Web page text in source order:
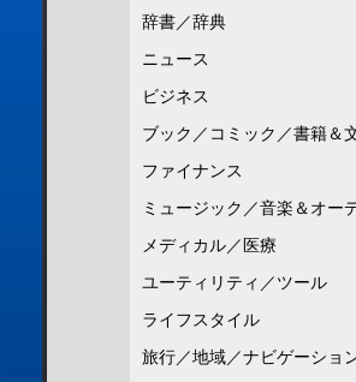
辞書／辞典
ニュース
ビジネス
ブック／コミック／書籍＆
ファイナンス
ミュージック／音楽＆オー
メディカル／医療
ユーティリティ／ツール
ライフスタイル
旅行／地域／ナビゲーショ